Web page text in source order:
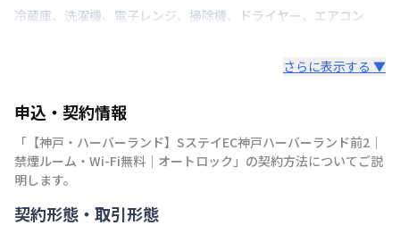
冷蔵庫、 洗濯機、 電子レンジ、 掃除機、 ドライヤー、 エアコン
さらに表示する ▼
申込・契約情報
「 【神戸・ハーバーランド】SステイEC神戸ハーバーランド前2｜
禁煙ルーム・Wi-Fi無料｜オートロック 」の契約方法についてご説
明します。
契約形態・取引形態